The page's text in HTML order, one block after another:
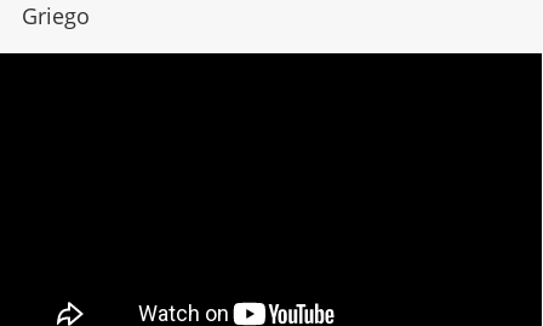
Griego